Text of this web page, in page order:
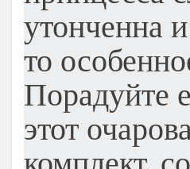
утонченна
то
Порадуйте
этот